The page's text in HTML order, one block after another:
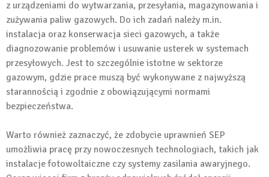
z urządzeniami do wytwarzania, przesyłania, magazynowania i
zużywania paliw gazowych. Do ich zadań należy m.in.
instalacja oraz konserwacja sieci gazowych, a także
diagnozowanie problemów i usuwanie usterek w systemach
przesyłowych. Jest to szczególnie istotne w sektorze
gazowym, gdzie prace muszą być wykonywane z najwyższą
starannością i zgodnie z obowiązującymi normami
bezpieczeństwa.
Warto również zaznaczyć, że zdobycie uprawnień SEP
umożliwia pracę przy nowoczesnych technologiach, takich jak
instalacje fotowoltaiczne czy systemy zasilania awaryjnego.